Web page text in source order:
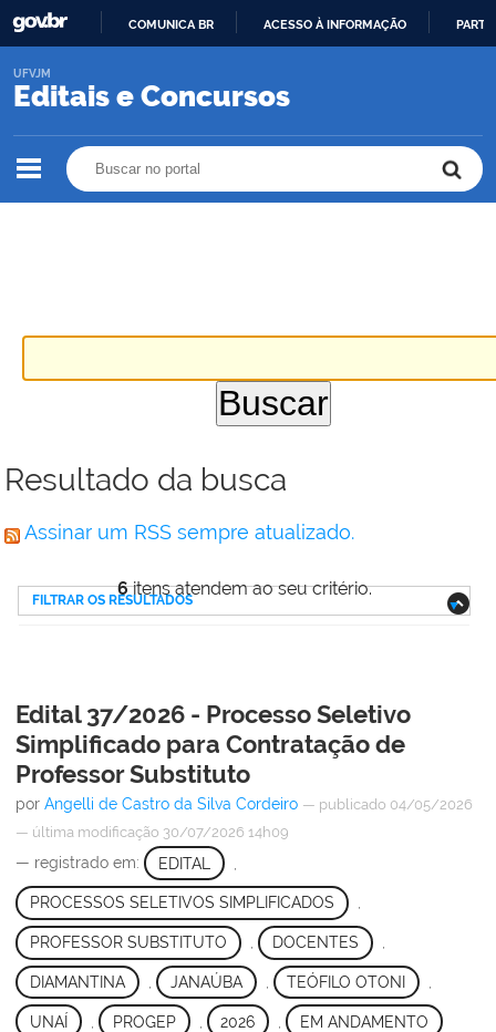
O
COMUNICA BR ACESSO À INFORMAÇÃO
Editais e Concursos
UFVJM
Resultado da busca
Assinar um RSS sempre atualizado.
6itens atendem ao seu critério.
FILTRAR OS RESULTADOS
Edital 37/2026 - Processo Seletivo
Simplificado para Contratação de
Professor Substituto
por Angelli de Castro da Silva Cordeiro — publicado 04/05/2026
— última modificação 30/07/2026 14h09
— registrado em: EDITAL
PROCESSOS SELETIVOS SIMPLIFICADOS ,
PROFESSOR SUBSTITUTO DOCENTES
DIAMANTINA JANAÚBA TEÓFILO OTONI
UNAÍ PROGEP 2026 , EM ANDAMENTO